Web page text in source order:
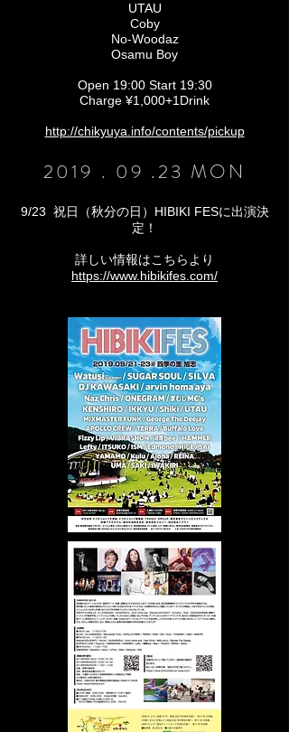
UTAU
Coby
No-Woodaz
Osamu Boy
Open 19:00 Start 19:30
Charge ¥1,000+1Drink
http://chikyuya.info/contents/pickup
2019 . 09 .23 MON
9/23 祝日（秋分の日） HIBIKI FESに出演決
定！
​詳しい情報はこちらより
https://www.hibikifes.com/